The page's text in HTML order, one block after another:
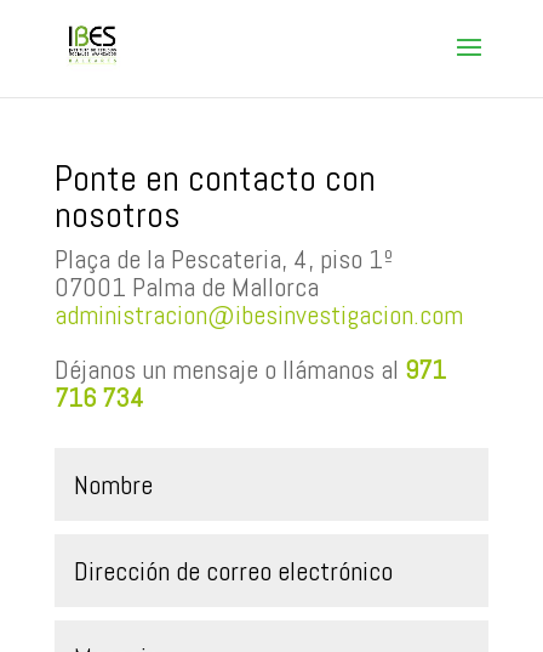
Ponte en contacto con
nosotros
Plaça de la Pescateria, 4, piso 1º
07001 Palma de Mallorca
administracion@ibesinvestigacion.com
Déjanos un mensaje o llámanos al 971
716 734